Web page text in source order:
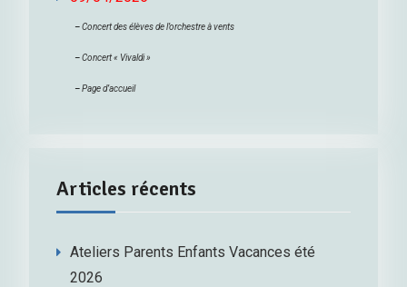
–Concert des élèves de l’orchestre à vents
–Concert « Vivaldi »
–Page d’accueil
Articles récents
Ateliers Parents Enfants Vacances été
2026